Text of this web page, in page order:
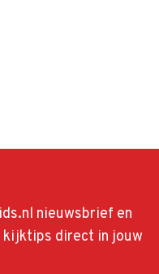
nieuwsbrief en
kijktips direct in jouw